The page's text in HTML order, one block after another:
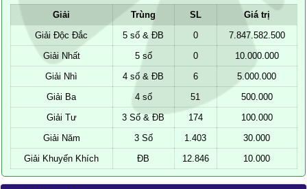
Giải Trùng SL
Giá trị
Giải Độc Đắc
5 số & ĐB 0
7.847.582.500
Giải Nhất
5 số 0
10.000.000
Giải Nhì
4 số & ĐB 6
5.000.000
Giải Ba
4 số 51
500.000
Giải Tư
3 Số & ĐB 174
100.000
Giải Năm
3 Số 1.403
30.000
Giải Khuyến Khích
ĐB 12.846 10.000